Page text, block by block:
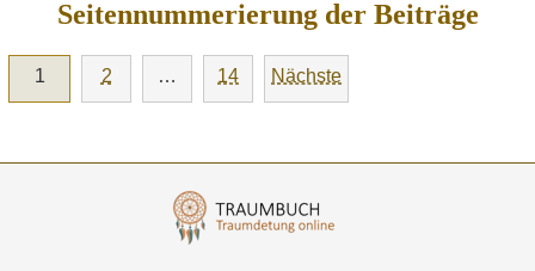
Seitennummerierung der Beiträge
1 2 … 14 Nächste